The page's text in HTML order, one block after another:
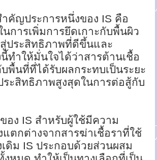
คัญประการหนึ่งของ IS คือ
การเพิ่มการยึดเกาะกับพื้นผิว
ประสิทธิภาพที่ดีขึ้นและ
ทำให้มั่นใจได้ว่าสารต้านเชื้อ
พื้นที่ที่ได้รับผลกระทบเป็นระยะ
ระสิทธิภาพสูงสุดในการต่อสู้กับ
อง IS สำหรับผู้ใช้มีความ
ตกต่างจากสารฆ่าเชื้อราที่ใช้
ดิม IS ประกอบด้วยส่วนผสม